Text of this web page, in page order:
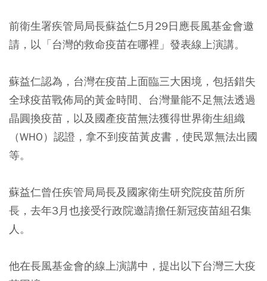
前衛生署疾管局局長蘇益仁5月29日應長風基金會邀
請，以「台灣的救命疫苗在哪裡」發表線上演講。
蘇益仁認為，台灣在疫苗上面臨三大困境，包括錯失
全球疫苗戰佈局的黃金時間、台灣量能不足無法透過
晶圓換疫苗，以及國產疫苗無法獲得世界衛生組織
（WHO）認證 ，拿不到疫苗黃皮書，使民眾無法出國
等。
蘇益仁曾任疾管局局長及國家衛生研究院疫苗所所
長，去年3月也接受行政院邀請擔任新冠疫苗組召集
人。
他在長風基金會的線上演講中，提出以下台灣三大疫